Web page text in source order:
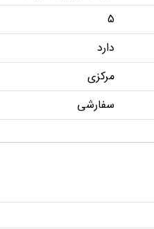
5
دارد
مرکزی
سفارشی